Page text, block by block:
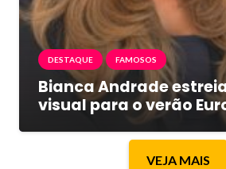
DESTAQUE FAMOSOS
Bianca Andrade
visual para o verão
VEJA MAIS